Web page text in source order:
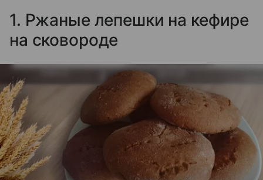
1. Ржаные лепешки на кефире
на сковороде